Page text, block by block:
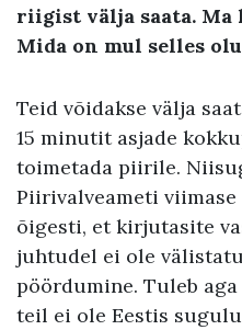
riigist välja saata.
Mida on mul selles
Teid võidakse välja
15 minutit asjade
toimetada piirile.
Piirivalveameti
õigesti, et kirjutasite
juhtudel ei ole
pöördumine. Tuleb
teil ei ole Eestis